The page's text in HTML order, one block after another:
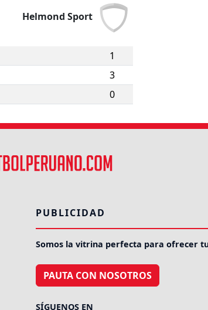
Helmond Sport
1
3
0
PUBLICIDAD
Somos la vitrina perfecta para ofrecer
PAUTA CON NOSOTROS
SÍGUENOS EN